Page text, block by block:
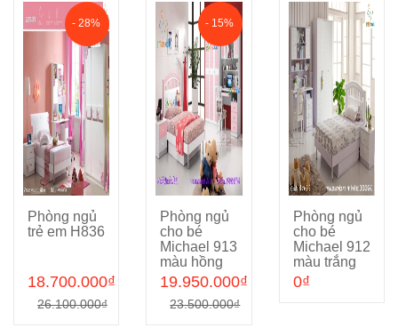
Cho vào giỏ hàng
- 28%
Phòng ngủ
trẻ em H836
18.700.000₫
26.100.000₫
Cho vào giỏ hàng
- 15%
Phòng ngủ
cho bé
Michael 913
màu hồng
19.950.000₫
23.500.000₫
Cho vào giỏ hàng
Phòng ngủ
cho bé
Michael 912
màu trắng
0₫